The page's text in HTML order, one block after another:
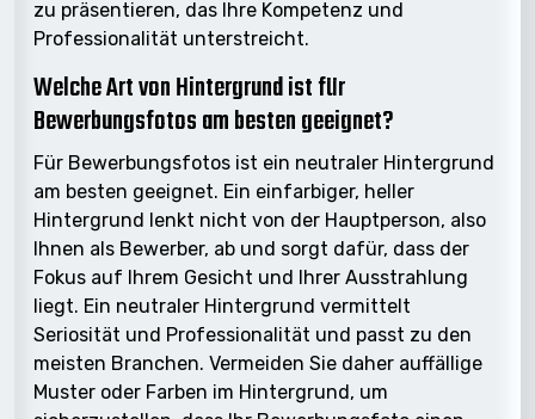
zu präsentieren, das Ihre Kompetenz und
Professionalität unterstreicht.
Welche Art von Hintergrund ist für
Bewerbungsfotos am besten geeignet?
Für Bewerbungsfotos ist ein neutraler Hintergrund
am besten geeignet. Ein einfarbiger, heller
Hintergrund lenkt nicht von der Hauptperson, also
Ihnen als Bewerber, ab und sorgt dafür, dass der
Fokus auf Ihrem Gesicht und Ihrer Ausstrahlung
liegt. Ein neutraler Hintergrund vermittelt
Seriosität und Professionalität und passt zu den
meisten Branchen. Vermeiden Sie daher auffällige
Muster oder Farben im Hintergrund, um